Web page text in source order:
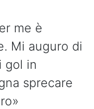
me è
Mi auguro di
gol in
sprecare